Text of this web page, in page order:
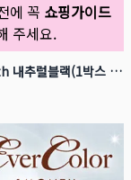
에 꼭 쇼핑가이드
주세요.
EVERCOLOR 에버컬러 1month 내추럴블랙(1박스 2개들이)